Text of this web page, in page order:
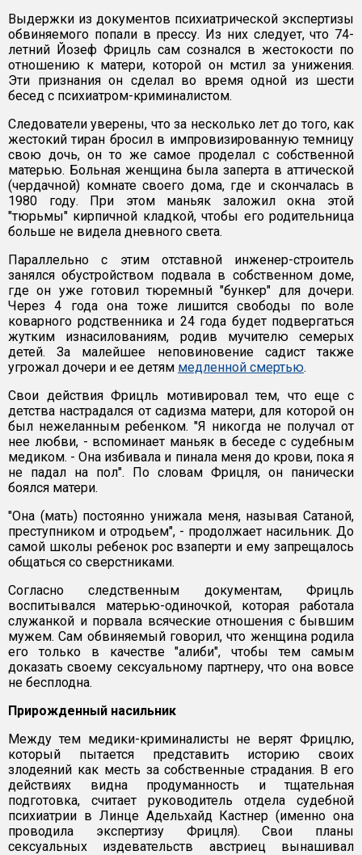
Выдержки из документов психиатрической экспертизы
обвиняемого попали в прессу. Из них следует, что 74-
летний Йозеф Фрицль сам сознался в жестокости по
отношению к матери, которой он мстил за унижения.
Эти признания он сделал во время одной из шести
бесед с психиатром-криминалистом.
Следователи уверены, что за несколько лет до того, как
жестокий тиран бросил в импровизированную темницу
свою дочь, он то же самое проделал с собственной
матерью. Больная женщина была заперта в аттической
(чердачной) комнате своего дома, где и скончалась в
1980 году. При этом маньяк заложил окна этой
"тюрьмы" кирпичной кладкой, чтобы его родительница
больше не видела дневного света.
Параллельно с этим отставной инженер-строитель
занялся обустройством подвала в собственном доме,
где он уже готовил тюремный "бункер" для дочери.
Через 4 года она тоже лишится свободы по воле
коварного родственника и 24 года будет подвергаться
жутким изнасилованиям, родив мучителю семерых
детей. За малейшее неповиновение садист также
угрожал дочери и ее детям медленной смертью.
Свои действия Фрицль мотивировал тем, что еще с
детства настрадался от садизма матери, для которой он
был нежеланным ребенком. "Я никогда не получал от
нее любви, - вспоминает маньяк в беседе с судебным
медиком. - Она избивала и пинала меня до крови, пока я
не падал на пол". По словам Фрицля, он панически
боялся матери.
"Она (мать) постоянно унижала меня, называя Сатаной,
преступником и отродьем", - продолжает насильник. До
самой школы ребенок рос взаперти и ему запрещалось
общаться со сверстниками.
Согласно следственным документам, Фрицль
воспитывался матерью-одиночкой, которая работала
служанкой и порвала всяческие отношения с бывшим
мужем. Сам обвиняемый говорил, что женщина родила
его только в качестве "алиби", чтобы тем самым
доказать своему сексуальному партнеру, что она вовсе
не бесплодна.
Прирожденный насильник
Между тем медики-криминалисты не верят Фрицлю,
который пытается представить историю своих
злодеяний как месть за собственные страдания. В его
действиях видна продуманность и тщательная
подготовка, считает руководитель отдела судебной
психиатрии в Линце Адельхайд Кастнер (именно она
проводила экспертизу Фрицля). Свои планы
сексуальных издевательств австриец вынашивал